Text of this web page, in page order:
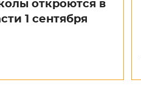
откроются в
1 сентября